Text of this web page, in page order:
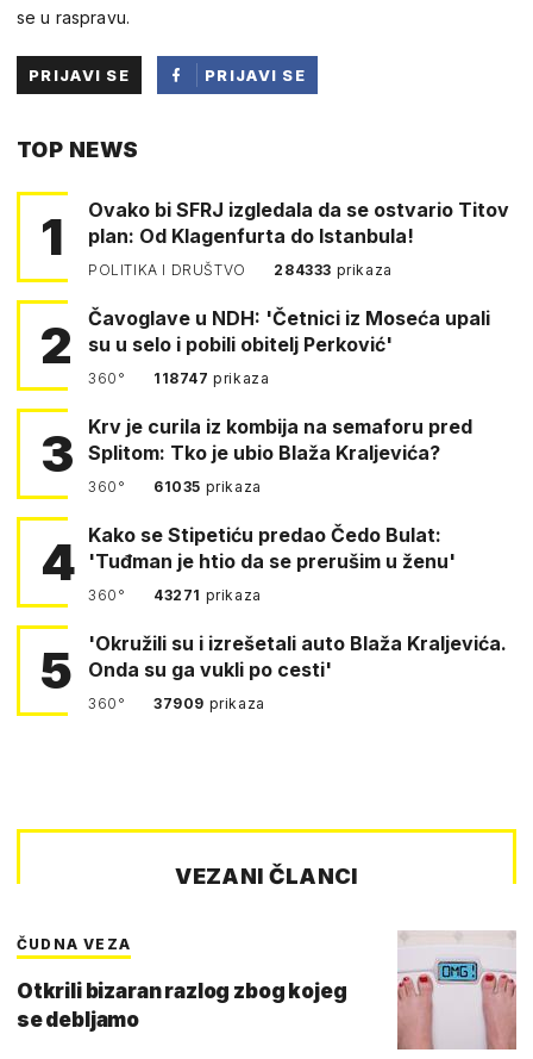
se u raspravu.
PRIJAVI SE
PRIJAVI SE
TOP NEWS
1
Ovako bi SFRJ izgledala da se ostvario Titov
plan: Od Klagenfurta do Istanbula!
POLITIKA I DRUŠTVO 284333 prikaza
2
Čavoglave u NDH: 'Četnici iz Moseća upali
su u selo i pobili obitelj Perković'
360° 118747prikaza
3
Krv je curila iz kombija na semaforu pred
Splitom: Tko je ubio Blaža Kraljevića?
360° 61035 prikaza
4 Kako se Stipetiću predao Čedo Bulat:
'Tuđman je htio da se prerušim u ženu'
360° 43271 prikaza
5
'Okružili su i izrešetali auto Blaža Kraljevića.
Onda su ga vukli po cesti'
360° 37909 prikaza
VEZANI ČLANCI
ČUDNA VEZA
Otkrili bizaran razlog zbog kojeg
se debljamo